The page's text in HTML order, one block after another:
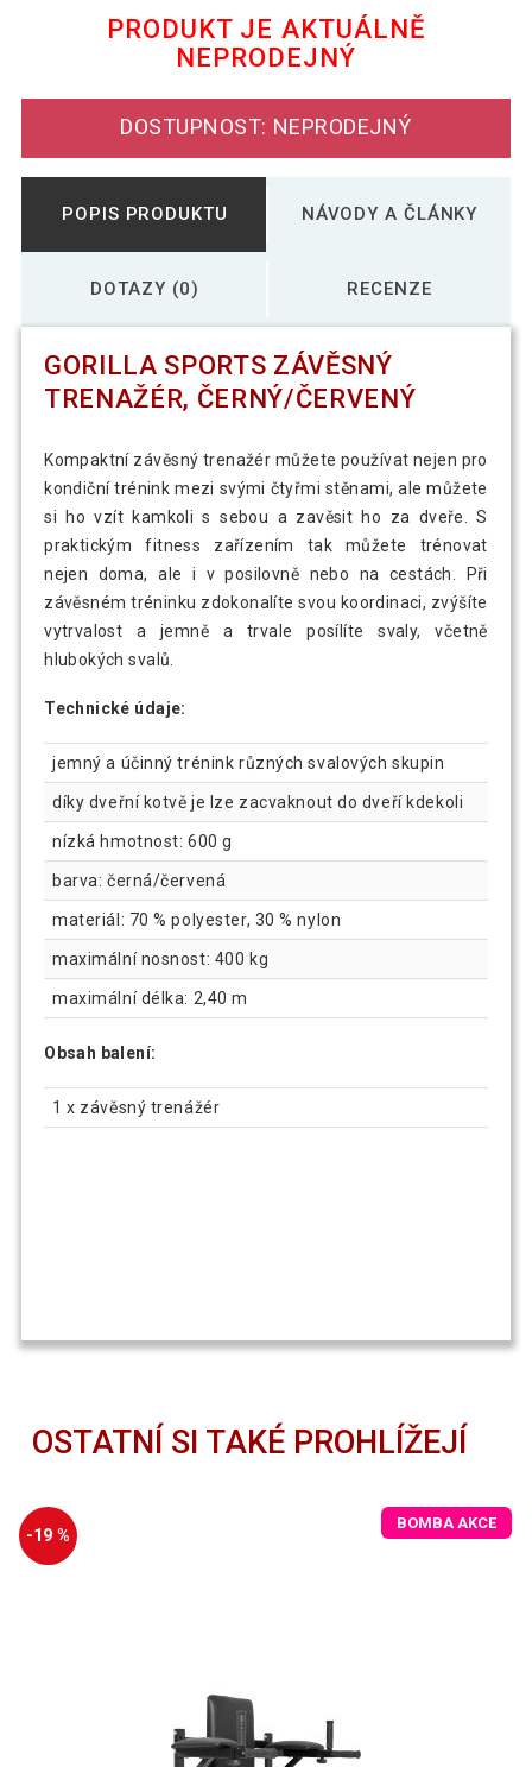
PRODUKT JE AKTUÁLNĚ
NEPRODEJNÝ
DOSTUPNOST: NEPRODEJNÝ
POPIS PRODUKTU NÁVODY A ČLÁNKY
DOTAZY (0) RECENZE
GORILLA SPORTS ZÁVĚSNÝ
TRENAŽÉR, ČERNÝ/ČERVENÝ
Kompaktní závěsný trenažér můžete používat nejen pro
kondiční trénink mezi svými čtyřmi stěnami, ale můžete
si ho vzít kamkoli s sebou a zavěsit ho za dveře. S
praktickým fitness zařízením tak můžete trénovat
nejen doma, ale i v posilovně nebo na cestách. Při
závěsném tréninku zdokonalíte svou koordinaci, zvýšíte
vytrvalost a jemně a trvale posílíte svaly, včetně
hlubokých svalů.
Technické údaje:
jemný a účinný trénink různých svalových skupin
díky dveřní kotvě je lze zacvaknout do dveří kdekoli
nízká hmotnost: 600 g
barva: černá/červená
materiál: 70 % polyester, 30 % nylon
maximální nosnost: 400 kg
maximální délka: 2,40 m
Obsah balení:
1 x závěsný trenážér
OSTATNÍ SI TAKÉ PROHLÍŽEJÍ
-19 %
BOMBA AKCE